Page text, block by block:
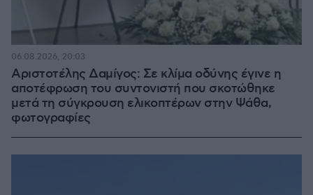
Αριστοτέλης Δαμίγος: Σε κλίμα οδύνης έγινε η
αποτέφρωση του συντονιστή που σκοτώθηκε
μετά τη σύγκρουση ελικοπτέρων στην Ψάθα,
φωτογραφίες
06.08.2026, 20:03